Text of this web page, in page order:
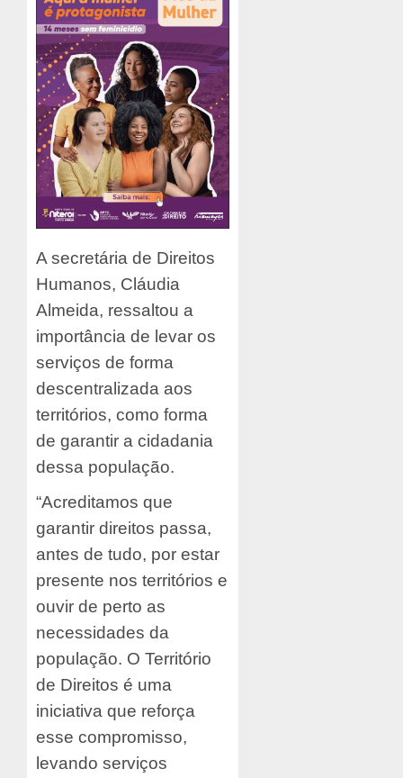
A secretária de Direitos
Humanos, Cláudia
Almeida, ressaltou a
importância de levar os
serviços de forma
descentralizada aos
territórios, como forma
de garantir a cidadania
dessa população.
“Acreditamos que
garantir direitos passa,
antes de tudo, por estar
presente nos territórios e
ouvir de perto as
necessidades da
população. O Território
de Direitos é uma
iniciativa que reforça
esse compromisso,
levando serviços